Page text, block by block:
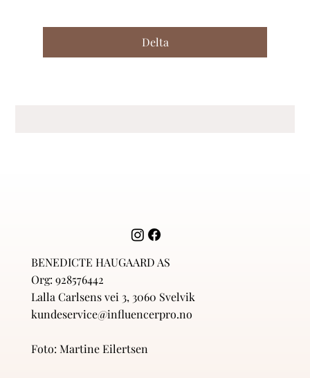
Delta
BENEDICTE HAUGAARD AS
Org: 928576442
Lalla Carlsens vei 3, 3060 Svelvik
kundeservice@influencerpro.no
Foto: Martine Eilertsen